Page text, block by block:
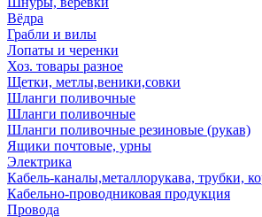
Вёдра
Грабли и вилы
Лопаты и черенки
Хоз. товары разное
Щетки, метлы,веники,совки
Шланги поливочные
Шланги поливочные
Шланги поливочные резиновые (рукав)
Ящики почтовые, урны
Электрика
Кабель-каналы,металлорукава, трубки,
Кабельно-проводниковая продукция
Провода